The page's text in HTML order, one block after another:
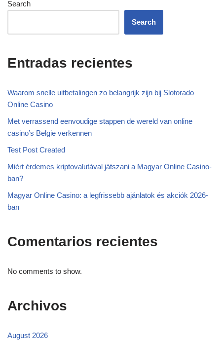
Search
Search
Entradas recientes
Waarom snelle uitbetalingen zo belangrijk zijn bij Slotorado
Online Casino
Met verrassend eenvoudige stappen de wereld van online
casino’s Belgie verkennen
Test Post Created
Miért érdemes kriptovalutával játszani a Magyar Online Casino-
ban?
Magyar Online Casino: a legfrissebb ajánlatok és akciók 2026-
ban
Comentarios recientes
No comments to show.
Archivos
August 2026